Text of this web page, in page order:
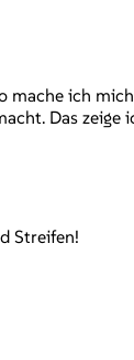
ich
Das zeige
Streifen!